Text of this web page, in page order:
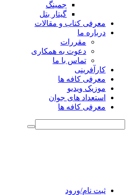
جمینگ
گیتار بتل
معرفی کتاب و مقالات
درباره ما
مقررات
دعوت به همکاری
تماس با ما
کارآفرینی
معرفی کافه ها
موزیک ویدیو
استعداد های جوان
معرفی کافه ها
ثبت نام/ورود